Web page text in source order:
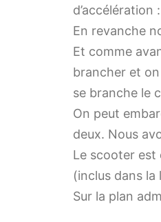
d’accélération
En revanche
Et comme
brancher et
se branche le
On peut
deux. Nous
Le scooter est
(inclus dans
Sur la plan